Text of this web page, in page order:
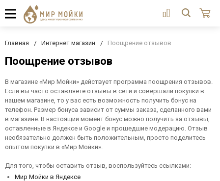
Главная Интернет магазин Поощрение отзывов
Поощрение отзывов
В магазине «Мир Мойки» действует программа поощрения отзывов.
Если вы часто оставляете отзывы в сети и совершали покупки в
нашем магазине, то у вас есть возможность получить бонус на
телефон. Размер бонуса зависит от суммы заказа, сделанного вами
в магазине. В настоящий момент бонус можно получить за отзывы,
оставленные в Яндексе и Google и прошедшие модерацию. Отзыв
необязательно должен быть положительным, просто поделитесь
опытом покупки в «Мир Мойки».
Для того, чтобы оставить отзыв, воспользуйтесь ссылками:
Мир Мойки в Яндексе